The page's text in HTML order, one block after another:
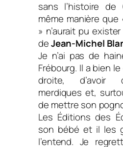
sans l’histoire de
même manière que
» n’aurait pu
deJean-Michel
Je n’ai pas de
Frébourg. Il a bien
droite, d’avoir
merdiques et,
de mettre son
Les Éditions des
son bébé et il les
l’entend. Je